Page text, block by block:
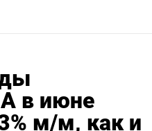
в июне
м/м, как и